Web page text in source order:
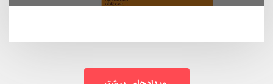
هوش مصنوعی